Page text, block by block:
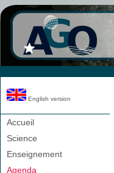
English version
Accueil
Science
Enseignement
Agenda